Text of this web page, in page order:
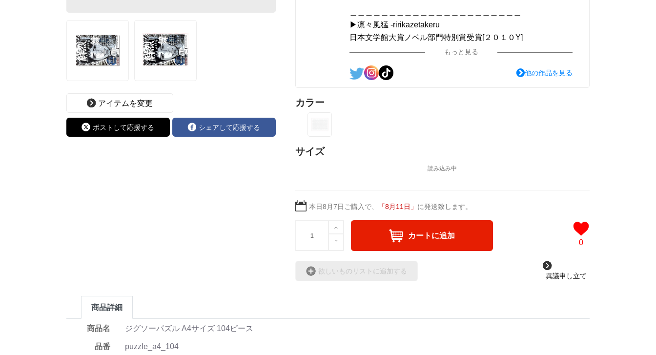
アイテムを変更
ポストして応援する シェアして応援する
英語版: https://amzn.asia/d/bpIME7s
＿＿＿＿＿＿＿＿＿＿＿＿＿＿＿＿＿＿＿＿＿＿
SUZURI ▶︎https://suzuri.jp/ririkazetakeru
UP-T ▶︎up-t.jp/creator/66b9c067ae64e
▶︎小説 [弛まぬ言霊]
☆本作品内で表現されている作詞20曲も掲載.
日本語版: https://amzn.asia/d/1pxD3g4
＜著者/挿画作成＞ 凛々風 猛-リリカゼタケル
日本語版: https://amzn.asia/d/fxD6D5U
▶︎凛々風猛 -ririkazetakeru
日本文学館大賞ノベル部門特別賞受賞[２０１０Y]
＿＿＿＿＿＿＿＿＿＿＿＿＿＿＿＿＿＿＿＿＿＿
英語版: https://amzn.asia/d/1nwVIb6
＜小説+作詞20曲+挿画50作品>
日本語版: https://amzn.asia/d/3czgKs8
英語版: https://amzn.asia/d/bpIME7s
凛々風 猛-リリカゼタケル
もっと見る
他の作品を見る
カラー
サイズ
本日8月7日 ご購入で、 「8月11日 」 に発送致します。
カートに追加
0
欲しいものリストに追加する
異議申し立て
商品詳細
商品名 ジグソーパズル A4サイズ 104ピース
品番 puzzle_a4_104